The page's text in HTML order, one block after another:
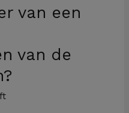
van een
van de